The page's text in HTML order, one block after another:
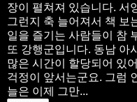
장이 펼쳐져 있습니다. 서
그런지 축 늘어져서 책 보
일을 즐기는 사람들이 참
또 강행군입니다. 동남 아
많은 시간이 할당되어 있
걱정이 앞서는군요. 그럼
늘은 이제 그만...